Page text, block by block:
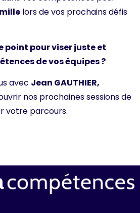
lors de vos prochains défis
point pour viser juste et
de vos équipes ?
avec Jean GAUTHIER,
nos prochaines sessions de
votre parcours.